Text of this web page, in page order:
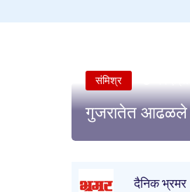
संमिश्र
गुजरातेत आढळले
दैनिक भ्रमर